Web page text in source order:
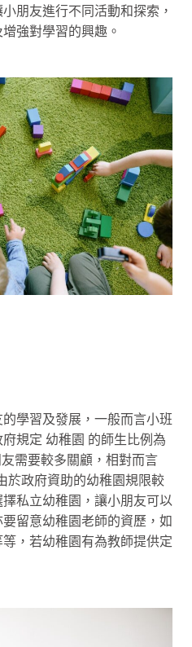
朋友進行不同活動和探索，
強對學習的興趣。
學習及發展，一般而言小班
規定 幼稚園 的師生比例為
需要較多關顧，相對而言
於政府資助的幼稚園規限較
私立幼稚園，讓小朋友可以
留意幼稚園老師的資歷，如
，若幼稚園有為教師提供定